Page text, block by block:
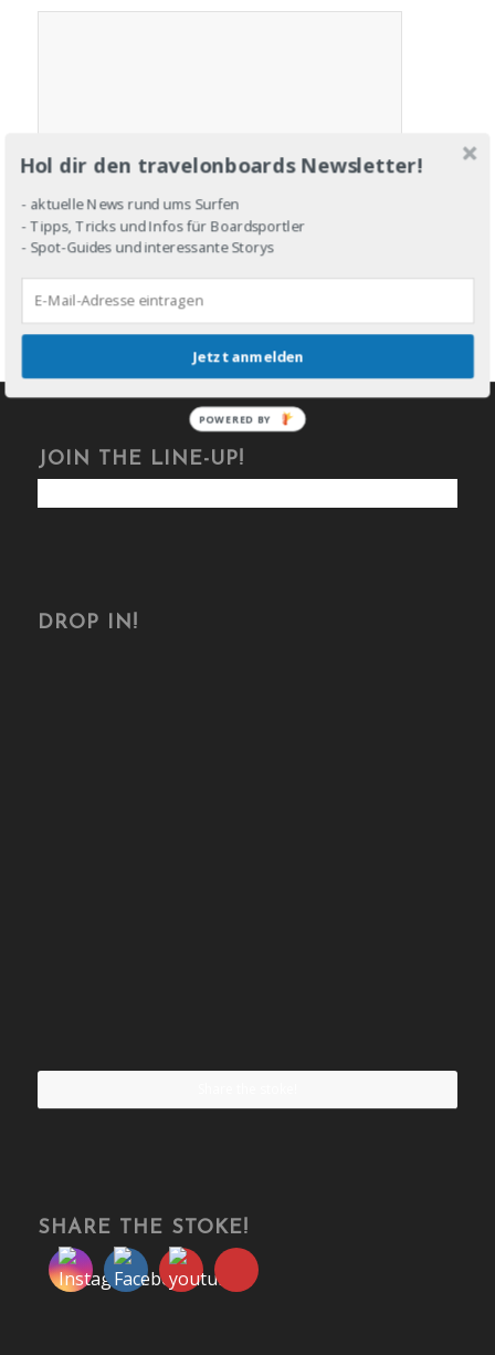
JOIN THE LINE-UP!
DROP IN!
SHARE THE STOKE!
Hol dir den travelonboards Newsletter!
- aktuelle News rund ums Surfen
- Tipps, Tricks und Infos für Boardsportler
- Spot-Guides und interessante Storys
Jetzt anmelden
POWERED BY